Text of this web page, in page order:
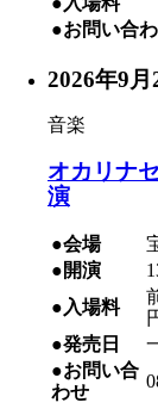
●お問い合
2026年9
音楽
オカリナ
演
●会場
●開演
●入場料
●発売日
●お問い合
わせ